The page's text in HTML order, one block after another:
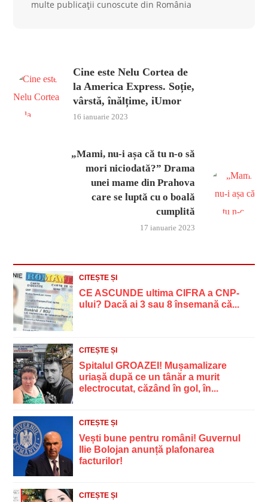
multe publicații cunoscute din România
Cine este Nelu Cortea de
la America Express. Soție,
vârstă, înălțime, iUmor
16 ianuarie 2023
„Mami, nu-i așa că tu n-o să
mori niciodată?” Drama
unei mame din Prahova
care se luptă cu o boală
cumplită
17 ianuarie 2023
CITEȘTE ȘI
CE ASCUNDE ultima CIFRA a CNP-
ului? Dacă ai 3 sau 8 însemană că...
CITEȘTE ȘI
Spitalul GROAZEI! Mușamalizare
uriașă după ce un tânăr a murit
electrocutat, căzând în gol, în...
CITEȘTE ȘI
Vești bune pentru români! Guvernul
Ilie Bolojan anunță plafonarea
facturilor!
CITEȘTE ȘI